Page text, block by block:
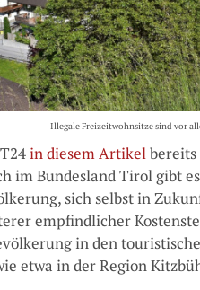
Illegale Freizeitwohnsitze sind vor
in diesem Artikel
im Bundesland Tirol gibt
sich selbst in
empfindlicher
in den
etwa in der Region